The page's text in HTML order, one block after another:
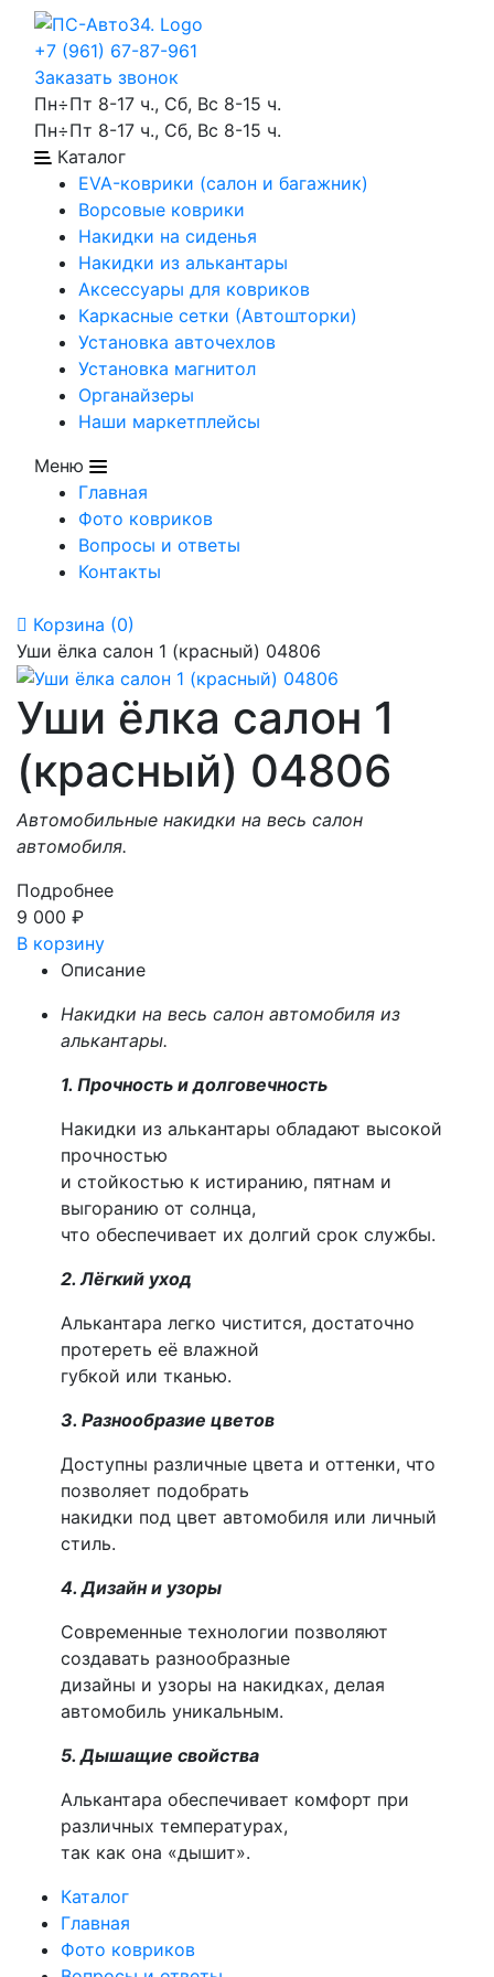
+7 (961) 67-87-961
Заказать звонок
Пн÷Пт 8-17 ч., Сб, Вс 8-15 ч.
Пн÷Пт 8-17 ч., Сб, Вс 8-15 ч.
Каталог
EVA-коврики (салон и багажник)
Ворсовые коврики
Накидки на сиденья
Накидки из алькантары
Аксессуары для ковриков
Каркасные сетки (Автошторки)
Установка авточехлов
Установка магнитол
Органайзеры
Наши маркетплейсы
Меню
Главная
Фото ковриков
Вопросы и ответы
Контакты
Корзина (0)
Уши ёлка салон 1 (красный) 04806
Уши ёлка салон 1
(красный) 04806
Автомобильные накидки на весь салон
автомобиля.
Подробнее
9 000 ₽
В корзину
Описание
Накидки на весь салон автомобиля из
алькантары.
1. Прочность и долговечность
Накидки из алькантары обладают высокой
прочностью
и стойкостью к истиранию, пятнам и
выгоранию от солнца,
что обеспечивает их долгий срок службы.
2. Лёгкий уход
Алькантара легко чистится, достаточно
протереть её влажной
губкой или тканью.
3. Разнообразие цветов
Доступны различные цвета и оттенки, что
позволяет подобрать
накидки под цвет автомобиля или личный
стиль.
4. Дизайн и узоры
Современные технологии позволяют
создавать разнообразные
дизайны и узоры на накидках, делая
автомобиль уникальным.
5. Дышащие свойства
Алькантара обеспечивает комфорт при
различных температурах,
так как она «дышит».
Каталог
Главная
Фото ковриков